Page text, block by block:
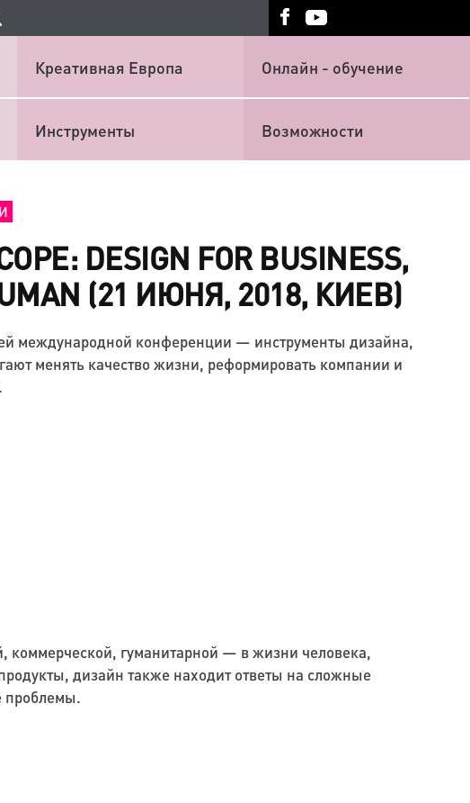
Креативная Европа Онлайн - обучение
Инструменты Возможности
DESIGN FOR BUSINESS,
(21 ИЮНЯ, 2018, КИЕВ)
международной конференции — инструменты дизайна,
менять качество жизни, реформировать компании и
коммерческой, гуманитарной — в жизни человека,
дизайн также находит ответы на сложные
проблемы.